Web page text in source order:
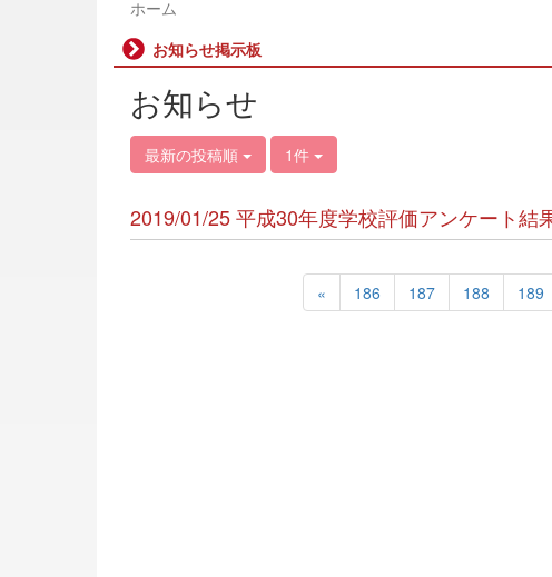
ホーム
お知らせ掲示板
お知らせ
最新の投稿順 1件
2019/01/25 平成30年度学校評価アンケート結
« 186 187 188 189